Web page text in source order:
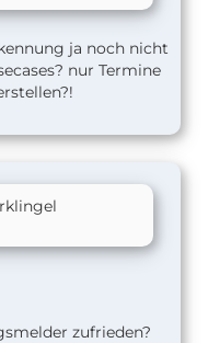
ja noch nicht
nur Termine
zufrieden?